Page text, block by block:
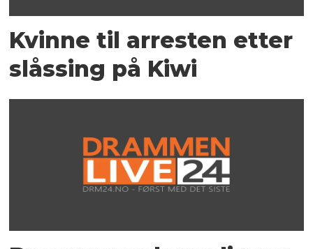
Kvinne til arresten etter
slåssing på Kiwi